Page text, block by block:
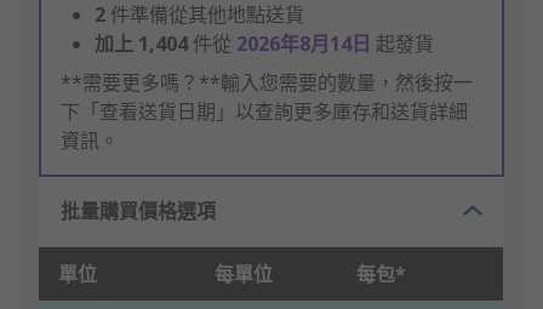
2 件準備從其他地點送貨
加上 1,404件從 2026年8月14日 起發貨
**需要更多嗎？**輸入您需要的數量，然後按一
下「查看送貨日期」以查詢更多庫存和送貨詳細
資訊。
批量購買價格選項
單位 每單位 每包*